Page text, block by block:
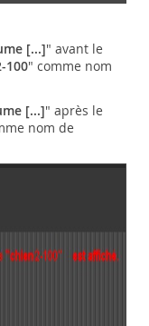
[...]" avant le
100" comme nom
[...]" après le
nom de